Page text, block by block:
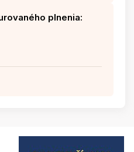
plnenia: